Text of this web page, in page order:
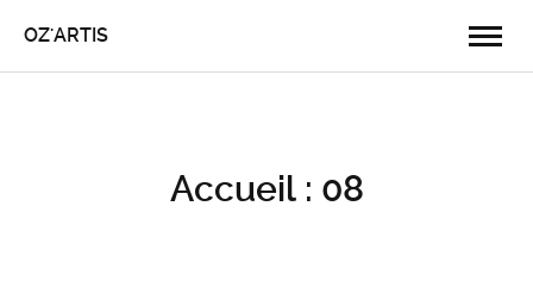
OZ'ARTIS
Accueil : 08